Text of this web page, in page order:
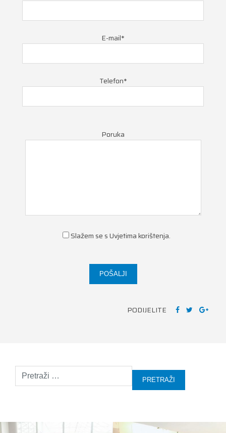
E-mail*
Telefon*
Poruka
Slažem se sUvjetima korištenja.
PODIJELITE
Pretraži: